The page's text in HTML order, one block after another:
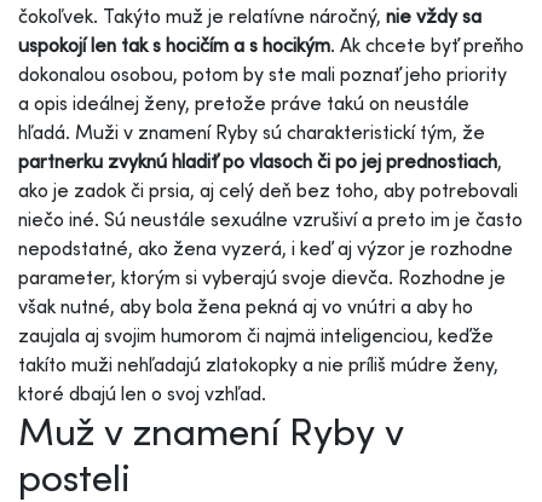
čokoľvek. Takýto muž je relatívne náročný, nie vždy sa
uspokojí len tak s hocičím a s hocikým. Ak chcete byť preňho
dokonalou osobou, potom by ste mali poznať jeho priority
a opis ideálnej ženy, pretože práve takú on neustále
hľadá. Muži v znamení Ryby sú charakteristickí tým, že
partnerku zvyknú hladiť po vlasoch či po jej prednostiach,
ako je zadok či prsia, aj celý deň bez toho, aby potrebovali
niečo iné. Sú neustále sexuálne vzrušiví a preto im je často
nepodstatné, ako žena vyzerá, i keď aj výzor je rozhodne
parameter, ktorým si vyberajú svoje dievča. Rozhodne je
však nutné, aby bola žena pekná aj vo vnútri a aby ho
zaujala aj svojim humorom či najmä inteligenciou, keďže
takíto muži nehľadajú zlatokopky a nie príliš múdre ženy,
ktoré dbajú len o svoj vzhľad.
Muž v znamení Ryby v
posteli